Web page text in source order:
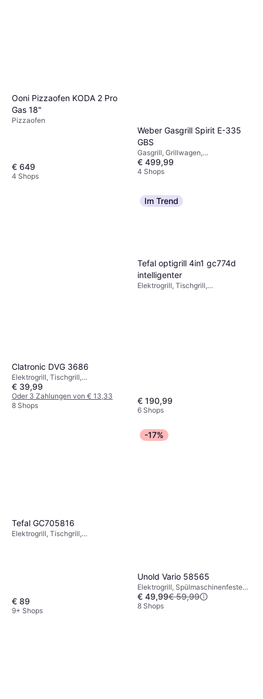
Ooni Pizzaofen KODA 2 Pro
Gas 18"
Pizzaofen
€ 649
4 Shops
Weber Gasgrill Spirit E-335
GBS
Gasgrill, Grillwagen,
Bodenbrenner, Deckel,
Schränke/Schubladen, Rad
€ 499,99
4 Shops
Clatronic DVG 3686
Elektrogrill, Tischgrill,
Fettauffangschale
€ 39,99
Oder 3 Zahlungen von € 13,33
8 Shops
Im Trend
Tefal optigrill 4in1 gc774d
intelligenter
Elektrogrill, Tischgrill,
€ 190,99
6 Shops
Tefal GC705816
Elektrogrill, Tischgrill,
€ 89
9+ Shops
-17%
Unold Vario 58565
Elektrogrill, Spülmaschinenfeste
Teile, Herausnehmbare Platten,
Temperaturregler, Warmhalterost,
€ 49,99€ 59,99
8 Shops